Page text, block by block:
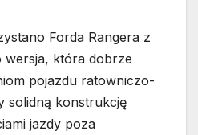
Forda Rangera z
wersja, która dobrze
pojazdu ratowniczo-
solidną konstrukcję
jazdy poza